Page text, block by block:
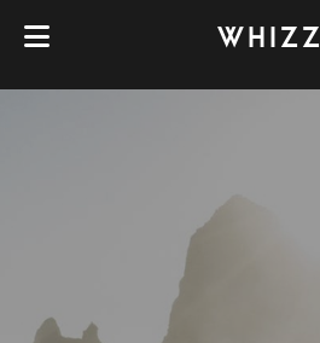
WHIZZ